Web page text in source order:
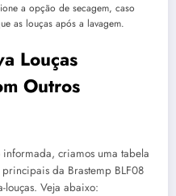
a opção de secagem, caso
as louças após a lavagem.
Louças
Outros
criamos uma tabela
da Brastemp BLF08
louças. Veja abaixo: